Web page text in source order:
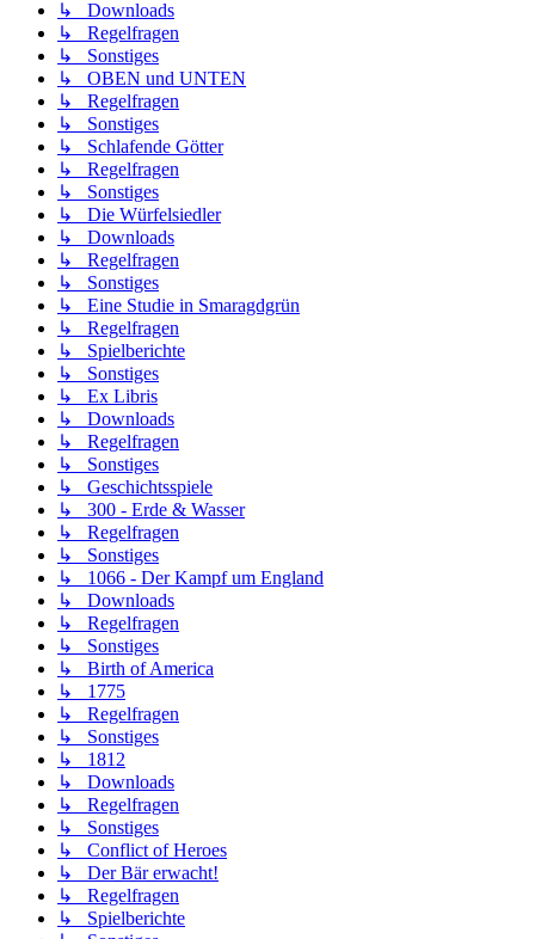
↳ Downloads
↳ Regelfragen
↳ Sonstiges
↳ OBEN und UNTEN
↳ Regelfragen
↳ Sonstiges
↳ Schlafende Götter
↳ Regelfragen
↳ Sonstiges
↳ Die Würfelsiedler
↳ Downloads
↳ Regelfragen
↳ Sonstiges
↳ Eine Studie in Smaragdgrün
↳ Regelfragen
↳ Spielberichte
↳ Sonstiges
↳ Ex Libris
↳ Downloads
↳ Regelfragen
↳ Sonstiges
↳ Geschichtsspiele
↳ 300 - Erde & Wasser
↳ Regelfragen
↳ Sonstiges
↳ 1066 - Der Kampf um England
↳ Downloads
↳ Regelfragen
↳ Sonstiges
↳ Birth of America
↳ 1775
↳ Regelfragen
↳ Sonstiges
↳ 1812
↳ Downloads
↳ Regelfragen
↳ Sonstiges
↳ Conflict of Heroes
↳ Der Bär erwacht!
↳ Regelfragen
↳ Spielberichte